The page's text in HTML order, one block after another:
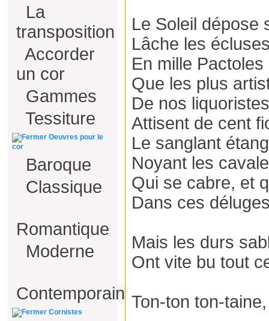
La
transposition
Accorder
un cor
Gammes
Tessiture
Oeuvres pour le
cor
Baroque
Classique
Romantique
Moderne
Contemporain
Cornistes
Le Soleil dépose
Lâche les
En mille Pactoles
Que les plus
De nos liquoristes
Attisent de cent
Le sanglant
Noyant les
Qui se cabre, et
Dans ces
Mais les durs
Ont vite bu tout
Ton-ton ton-